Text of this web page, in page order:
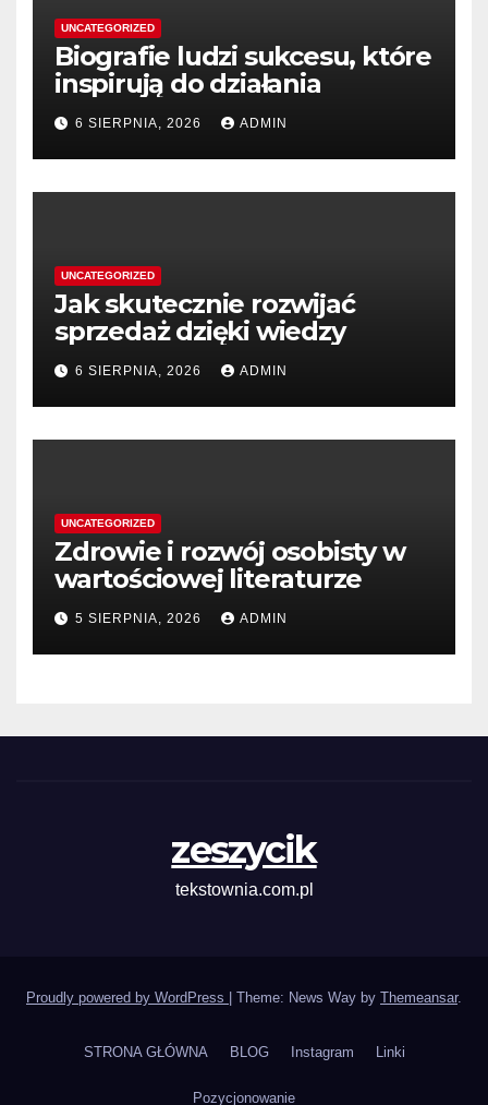
UNCATEGORIZED
Biografie ludzi sukcesu, które
inspirują do działania
6 SIERPNIA, 2026 ADMIN
UNCATEGORIZED
Jak skutecznie rozwijać
sprzedaż dzięki wiedzy
6 SIERPNIA, 2026 ADMIN
UNCATEGORIZED
Zdrowie i rozwój osobisty w
wartościowej literaturze
5 SIERPNIA, 2026 ADMIN
zeszycik
tekstownia.com.pl
Proudly powered by WordPress Theme: News Way by Themeansar.
STRONA GŁÓWNA BLOG Instagram Linki
Pozycjonowanie